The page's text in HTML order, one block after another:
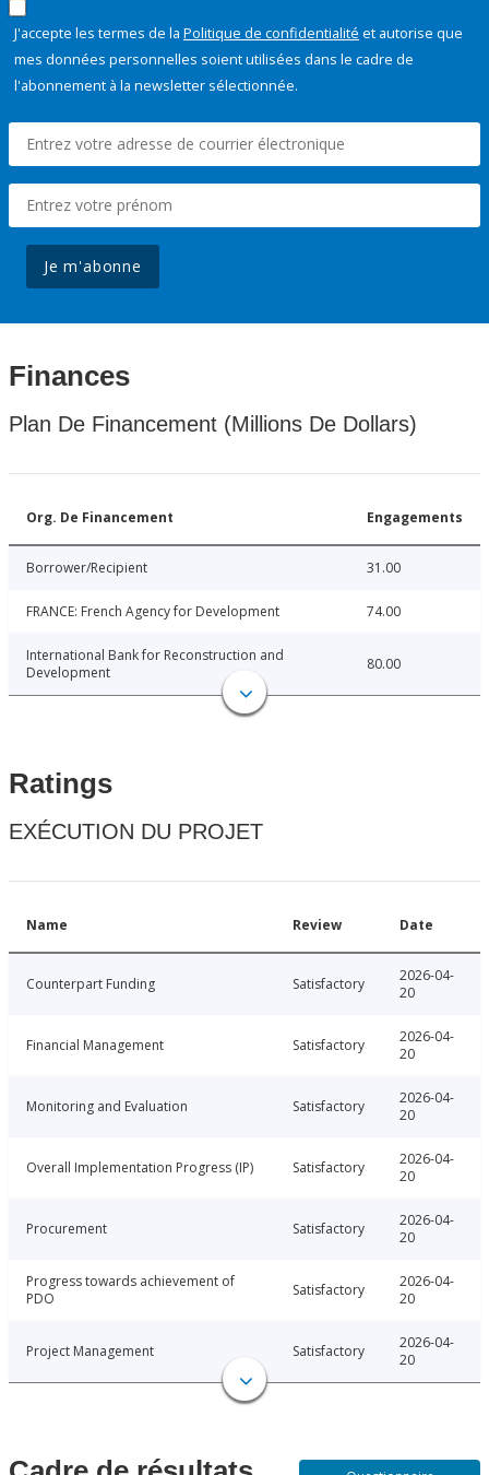
J'accepte les termes de la Politique de confidentialité et autorise que
mes données personnelles soient utilisées dans le cadre de
l'abonnement à la newsletter sélectionnée.
Je m'abonne
Finances
Plan De Financement (Millions De Dollars)
Org. De Financement Engagements
Borrower/Recipient 31.00
FRANCE: French Agency for Development 74.00
International Bank for Reconstruction and
Development
80.00
Ratings
EXÉCUTION DU PROJET
Name Review Date
Counterpart Funding Satisfactory
2026-04-
20
Financial Management Satisfactory
2026-04-
20
Monitoring and Evaluation Satisfactory
2026-04-
20
Overall Implementation Progress (IP) Satisfactory
2026-04-
20
Procurement Satisfactory
2026-04-
20
Progress towards achievement of
PDO
Satisfactory
2026-04-
20
Project Management Satisfactory
2026-04-
20